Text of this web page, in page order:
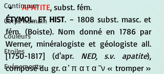
Continuum
Corps humain
Couleurs
Etoiles
Evénements
APATITE, subst. fém.
ÉTYMOL. ET HIST. − 1808 subst. masc. et
fém. (Boiste). Nom donné en 1786 par
Werner, minéralogiste et géologiste all.
[1750-1817] (d'apr. NED, s.v. apatite),
composé du gr. α ̓ π α τ α ̃ ν « tromper »